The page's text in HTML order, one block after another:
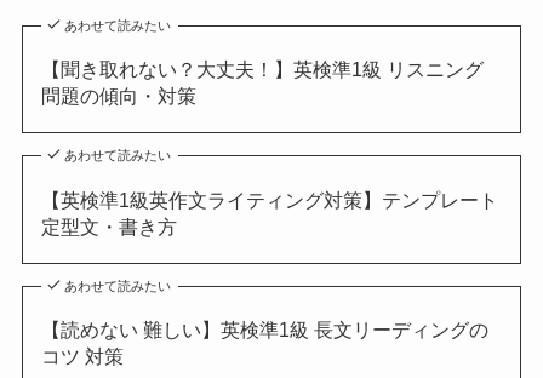
あわせて読みたい
【聞き取れない？大丈夫！】英検準1級 リスニング
問題の傾向・対策
あわせて読みたい
【英検準1級英作文ライティング対策】テンプレート
定型文・書き方
あわせて読みたい
【読めない 難しい】英検準1級 長文リーディングの
コツ 対策